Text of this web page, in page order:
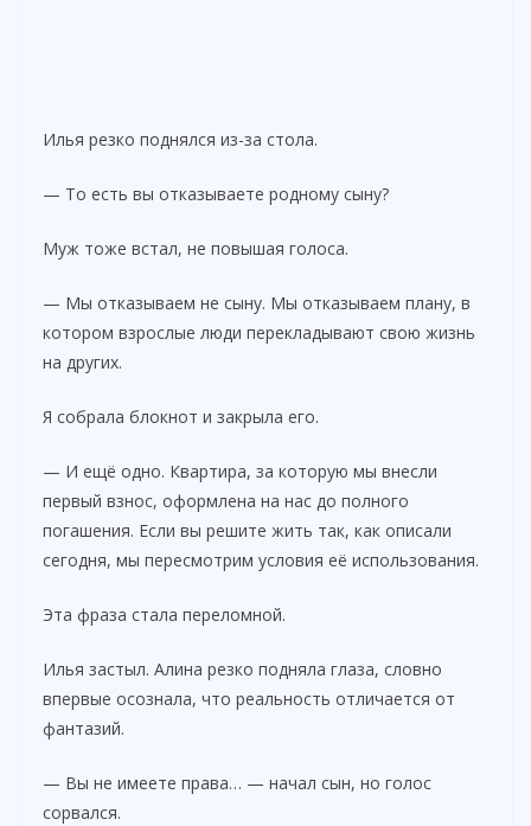
Илья резко поднялся из-за стола.
— То есть вы отказываете родному сыну?
Муж тоже встал, не повышая голоса.
— Мы отказываем не сыну. Мы отказываем плану, в
котором взрослые люди перекладывают свою жизнь
на других.
Я собрала блокнот и закрыла его.
— И ещё одно. Квартира, за которую мы внесли
первый взнос, оформлена на нас до полного
погашения. Если вы решите жить так, как описали
сегодня, мы пересмотрим условия её использования.
Эта фраза стала переломной.
Илья застыл. Алина резко подняла глаза, словно
впервые осознала, что реальность отличается от
фантазий.
— Вы не имеете права… — начал сын, но голос
сорвался.